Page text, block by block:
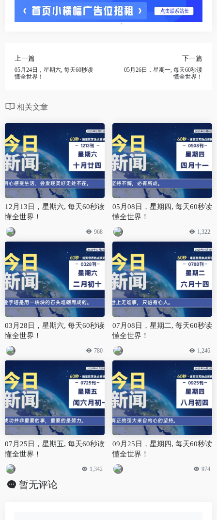
上一篇
05月24日，星期六, 每天60秒读
懂全世界！
下一篇
05月26日，星期一, 每天60秒读
懂全世界！
相关文章
12月13日，星期六, 每天60秒读
懂全世界！
968
05月08日，星期四, 每天60秒读
懂全世界！
1,322
03月28日，星期六, 每天60秒读
懂全世界！
780
07月08日，星期二, 每天60秒读
懂全世界！
1,246
07月25日，星期五, 每天60秒读
懂全世界！
1,342
09月25日，星期四, 每天60秒读
懂全世界！
974
暂无评论